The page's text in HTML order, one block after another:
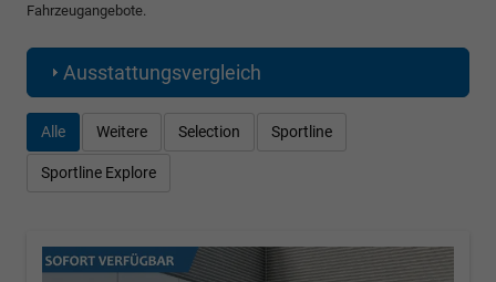
Fahrzeugangebote.
Ausstattungsvergleich
Alle Weitere Selection Sportline
Sportline Explore